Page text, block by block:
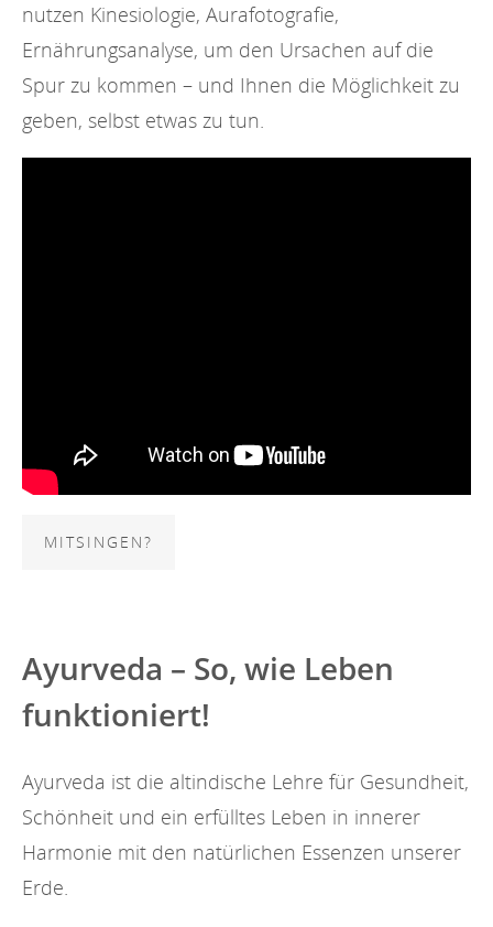
nutzen Kinesiologie, Aurafotografie,
Ernährungsanalyse, um den Ursachen auf die
Spur zu kommen – und Ihnen die Möglichkeit zu
geben, selbst etwas zu tun.
MITSINGEN?
Ayurveda – So, wie Leben
funktioniert!
Ayurveda ist die altindische Lehre für Gesundheit,
Schönheit und ein erfülltes Leben in innerer
Harmonie mit den natürlichen Essenzen unserer
Erde.